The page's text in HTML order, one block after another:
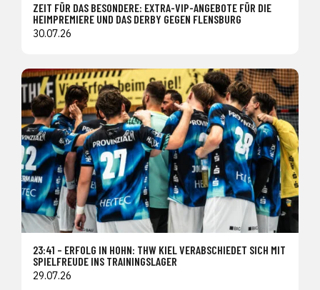
ZEIT FÜR DAS BESONDERE: EXTRA-VIP-ANGEBOTE FÜR DIE
HEIMPREMIERE UND DAS DERBY GEGEN FLENSBURG
30.07.26
23:41 – ERFOLG IN HOHN: THW KIEL VERABSCHIEDET SICH MIT
SPIELFREUDE INS TRAININGSLAGER
29.07.26